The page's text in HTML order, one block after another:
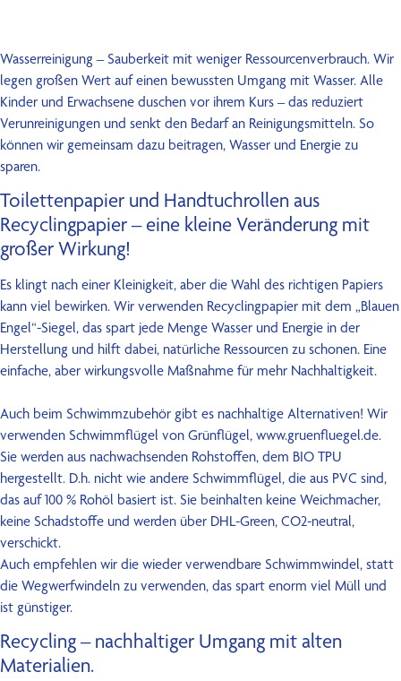
Wasserreinigung – Sauberkeit mit weniger Ressourcenverbrauch. Wir
legen großen Wert auf einen bewussten Umgang mit Wasser. Alle
Kinder und Erwachsene duschen vor ihrem Kurs – das reduziert
Verunreinigungen und senkt den Bedarf an Reinigungsmitteln. So
können wir gemeinsam dazu beitragen, Wasser und Energie zu
sparen.
Toilettenpapier und Handtuchrollen aus
Recyclingpapier – eine kleine Veränderung mit
großer Wirkung!
Es klingt nach einer Kleinigkeit, aber die Wahl des richtigen Papiers
kann viel bewirken. Wir verwenden Recyclingpapier mit dem „Blauen
Engel“-Siegel, das spart jede Menge Wasser und Energie in der
Herstellung und hilft dabei, natürliche Ressourcen zu schonen. Eine
einfache, aber wirkungsvolle Maßnahme für mehr Nachhaltigkeit.
Auch beim Schwimmzubehör gibt es nachhaltige Alternativen! Wir
verwenden Schwimmflügel von Grünflügel, www.gruenfluegel.de.
Sie werden aus nachwachsenden Rohstoffen, dem BIO TPU
hergestellt. D.h. nicht wie andere Schwimmflügel, die aus PVC sind,
das auf 100 % Rohöl basiert ist. Sie beinhalten keine Weichmacher,
keine Schadstoffe und werden über DHL-Green, CO2-neutral,
verschickt.
Auch empfehlen wir die wieder verwendbare Schwimmwindel, statt
die Wegwerfwindeln zu verwenden, das spart enorm viel Müll und
ist günstiger.
Recycling – nachhaltiger Umgang mit alten
Materialien.